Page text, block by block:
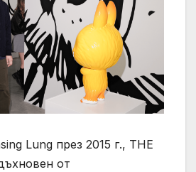
Lung през 2015 г., THE
от